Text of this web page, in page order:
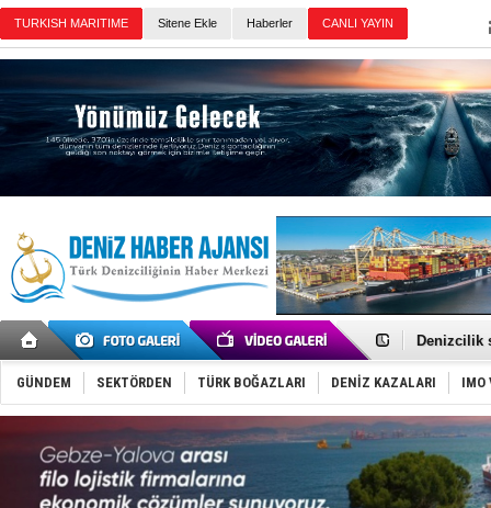
Sitene Ekle Haberler
Rusya,
Denizcilik
‘14.
Taksi
TÜRKLİM
SOCAR
Dünyanın
GÜNDEM SEKTÖRDEN TÜRK BOĞAZLARI DENİZ KAZALARI IMO